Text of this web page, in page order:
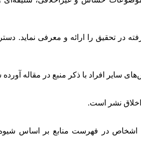
در تحقیق را ارائه و معرفی نماید.
سایر افراد با ذکر منبع در مقاله
اخلاق نشر است.
اشخاص در فهرست منابع بر اساس